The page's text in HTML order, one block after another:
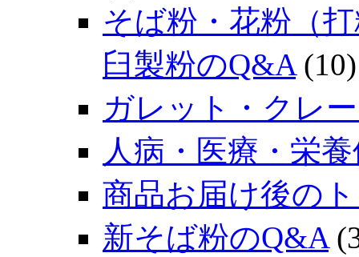
そば粉・花粉（
臼製粉のQ&A (10)
ガレット・クレ
人病・医療・栄
商品お届け後の
新そば粉のQ&A